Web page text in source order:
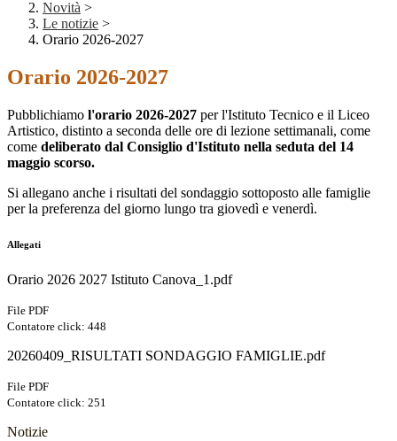
Novità >
Le notizie >
Orario 2026-2027
Orario 2026-2027
Pubblichiamo l'orario 2026-2027 per l'Istituto Tecnico e il Liceo
Artistico, distinto a seconda delle ore di lezione settimanali, come
come deliberato dal Consiglio d'Istituto nella seduta del 14
maggio scorso.
Si allegano anche i risultati del sondaggio sottoposto alle famiglie
per la preferenza del giorno lungo tra giovedì e venerdì.
Allegati
Orario 2026 2027 Istituto Canova_1.pdf
File PDF
Contatore click: 448
20260409_RISULTATI SONDAGGIO FAMIGLIE.pdf
File PDF
Contatore click: 251
Notizie